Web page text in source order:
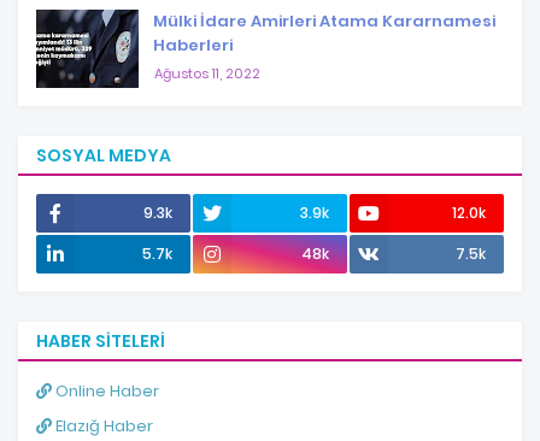
Mülki İdare Amirleri Atama Kararnamesi
Haberleri
Ağustos 11, 2022
SOSYAL MEDYA
9.3k 3.9k
12.0k
5.7k
48k 7.5k
HABER SITELERI
Online Haber
Elazığ Haber